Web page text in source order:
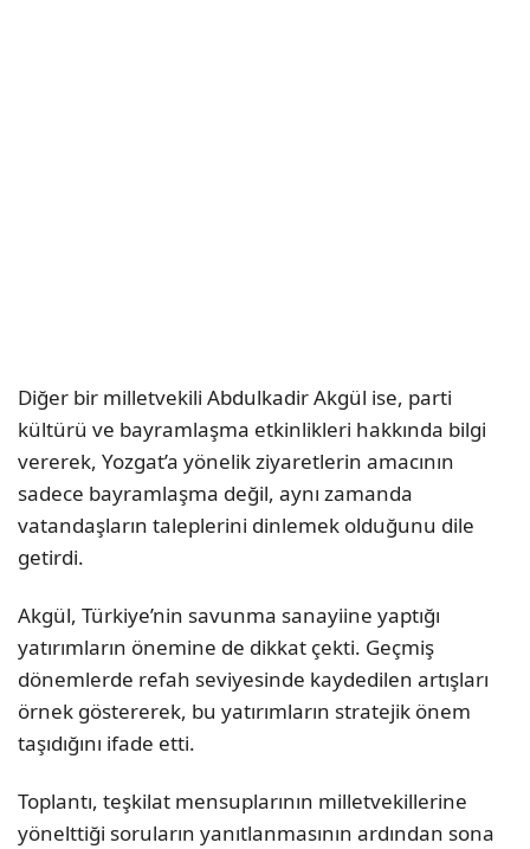
Diğer bir milletvekili Abdulkadir Akgül ise, parti
kültürü ve bayramlaşma etkinlikleri hakkında bilgi
vererek, Yozgat’a yönelik ziyaretlerin amacının
sadece bayramlaşma değil, aynı zamanda
vatandaşların taleplerini dinlemek olduğunu dile
getirdi.
Akgül, Türkiye’nin savunma sanayiine yaptığı
yatırımların önemine de dikkat çekti. Geçmiş
dönemlerde refah seviyesinde kaydedilen artışları
örnek göstererek, bu yatırımların stratejik önem
taşıdığını ifade etti.
Toplantı, teşkilat mensuplarının milletvekillerine
yönelttiği soruların yanıtlanmasının ardından sona